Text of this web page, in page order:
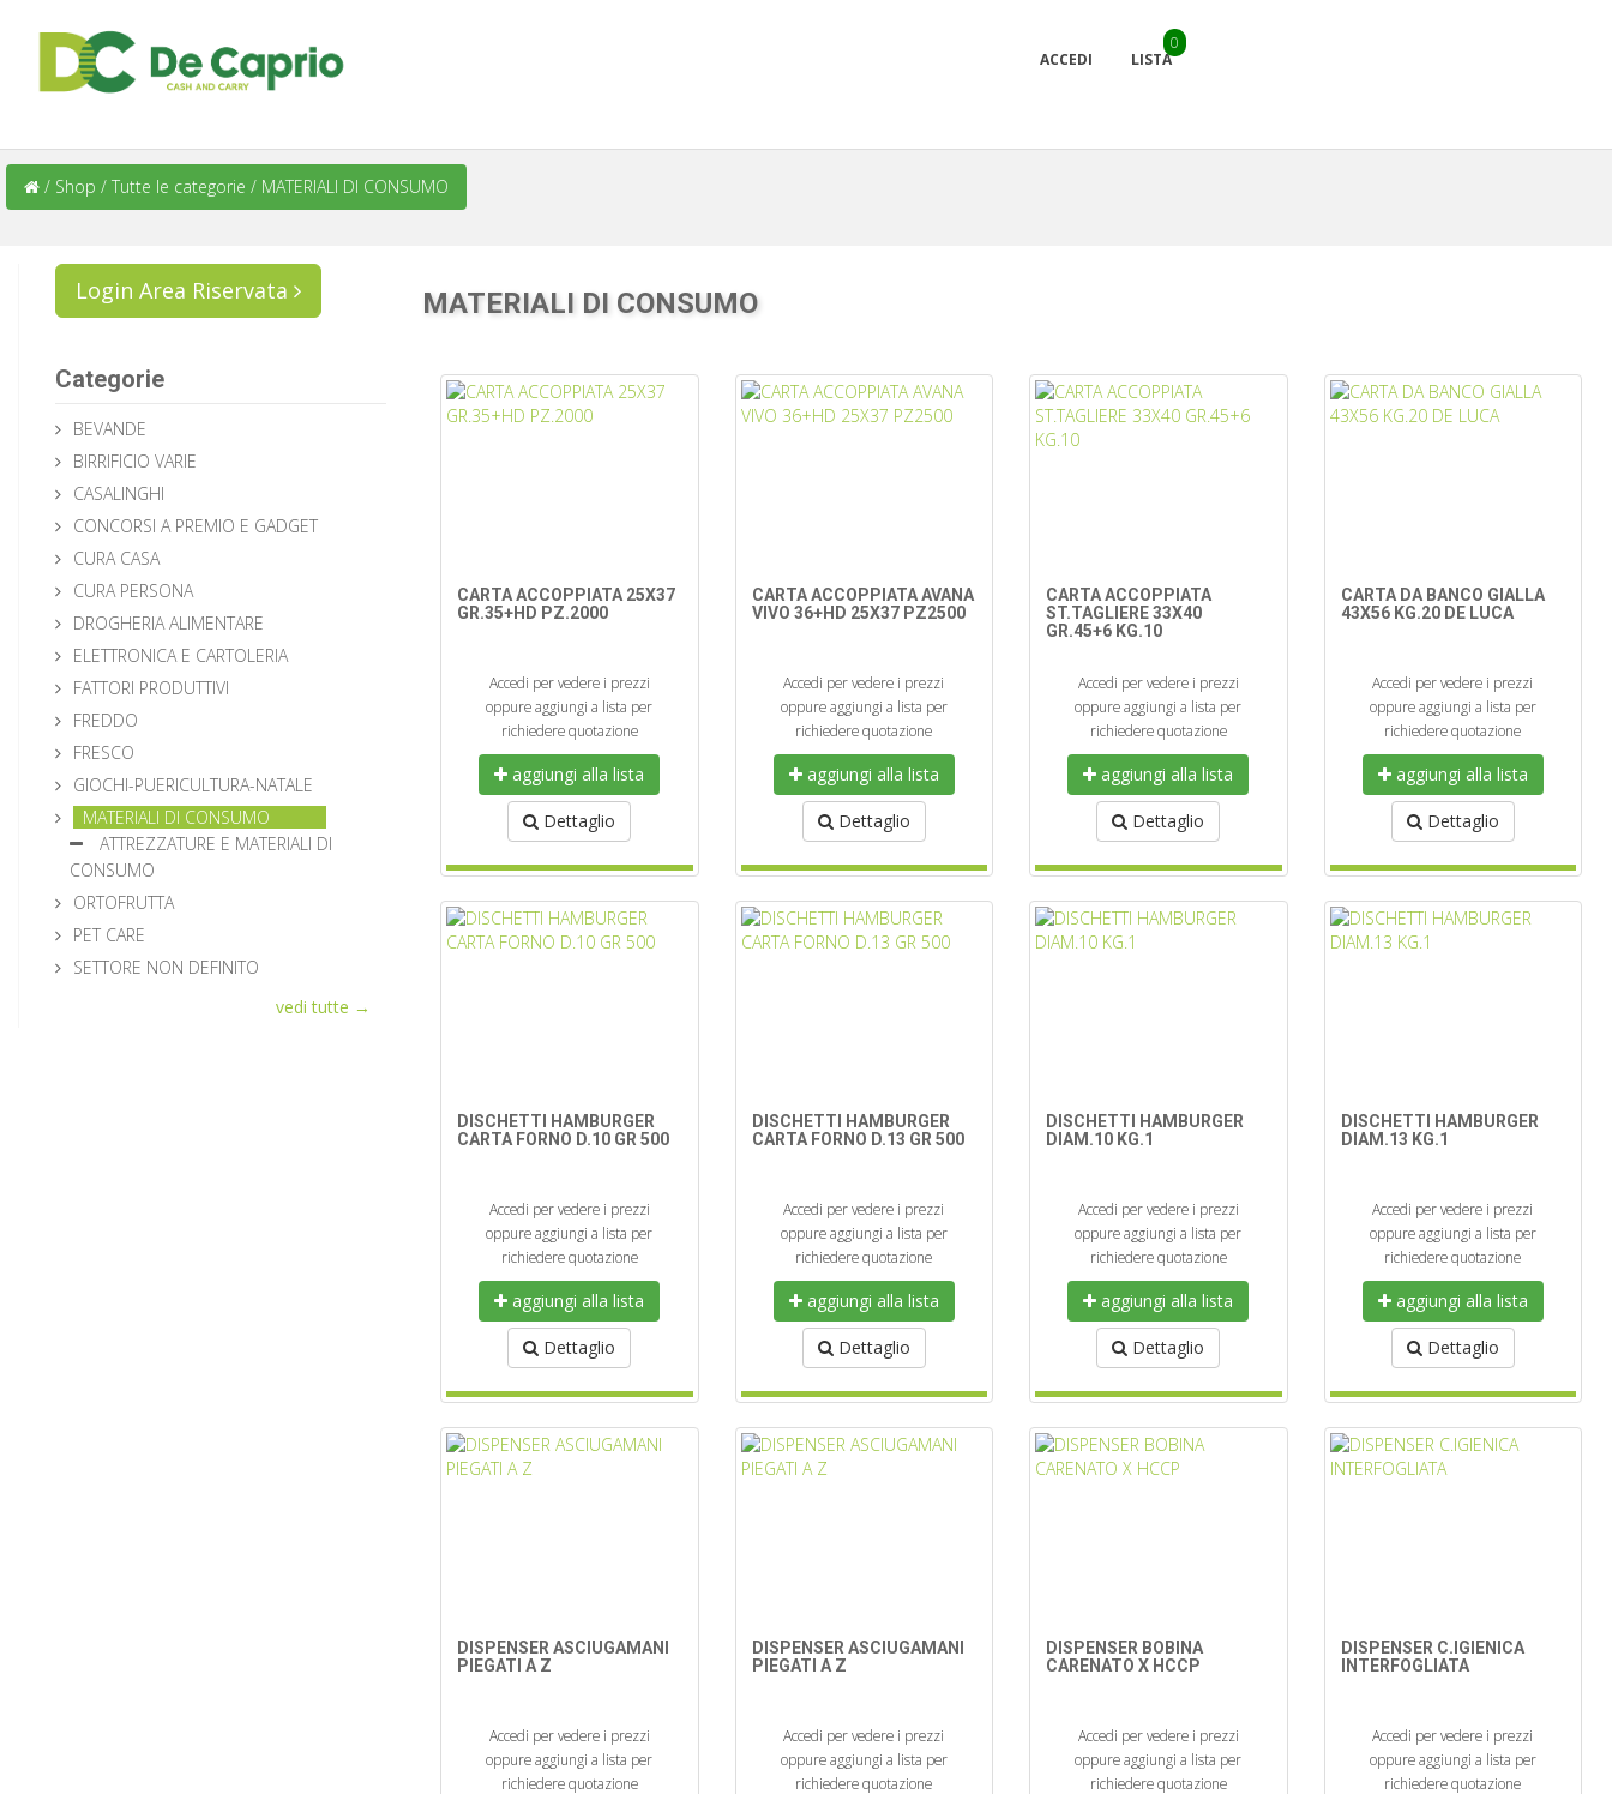
ACCEDI LISTA
0
/ Shop / Tutte le categorie / MATERIALI DI CONSUMO
Login Area Riservata
Categorie
BEVANDE
BIRRIFICIO VARIE
CASALINGHI
CONCORSI A PREMIO E GADGET
CURA CASA
CURA PERSONA
DROGHERIA ALIMENTARE
ELETTRONICA E CARTOLERIA
FATTORI PRODUTTIVI
FREDDO
FRESCO
GIOCHI-PUERICULTURA-NATALE
MATERIALI DI CONSUMO
ATTREZZATURE E MATERIALI DI
CONSUMO
ORTOFRUTTA
PET CARE
SETTORE NON DEFINITO
vedi tutte →
MATERIALI DI CONSUMO
CARTA ACCOPPIATA 25X37
GR.35+HD PZ.2000
Accedi per vedere i prezzi
oppure aggiungi a lista per
richiedere quotazione
aggiungi alla lista
Dettaglio
CARTA ACCOPPIATA AVANA
VIVO 36+HD 25X37 PZ2500
Accedi per vedere i prezzi
oppure aggiungi a lista per
richiedere quotazione
aggiungi alla lista
Dettaglio
CARTA ACCOPPIATA
ST.TAGLIERE 33X40
GR.45+6 KG.10
Accedi per vedere i prezzi
oppure aggiungi a lista per
richiedere quotazione
aggiungi alla lista
Dettaglio
CARTA DA BANCO GIALLA
43X56 KG.20 DE LUCA
Accedi per vedere i prezzi
oppure aggiungi a lista per
richiedere quotazione
aggiungi alla lista
Dettaglio
DISCHETTI HAMBURGER
CARTA FORNO D.10 GR 500
Accedi per vedere i prezzi
oppure aggiungi a lista per
richiedere quotazione
aggiungi alla lista
Dettaglio
DISCHETTI HAMBURGER
CARTA FORNO D.13 GR 500
Accedi per vedere i prezzi
oppure aggiungi a lista per
richiedere quotazione
aggiungi alla lista
Dettaglio
DISCHETTI HAMBURGER
DIAM.10 KG.1
Accedi per vedere i prezzi
oppure aggiungi a lista per
richiedere quotazione
aggiungi alla lista
Dettaglio
DISCHETTI HAMBURGER
DIAM.13 KG.1
Accedi per vedere i prezzi
oppure aggiungi a lista per
richiedere quotazione
aggiungi alla lista
Dettaglio
DISPENSER ASCIUGAMANI
PIEGATI A Z
Accedi per vedere i prezzi
oppure aggiungi a lista per
richiedere quotazione
DISPENSER ASCIUGAMANI
PIEGATI A Z
Accedi per vedere i prezzi
oppure aggiungi a lista per
richiedere quotazione
DISPENSER BOBINA
CARENATO X HCCP
Accedi per vedere i prezzi
oppure aggiungi a lista per
richiedere quotazione
DISPENSER C.IGIENICA
INTERFOGLIATA
Accedi per vedere i prezzi
oppure aggiungi a lista per
richiedere quotazione